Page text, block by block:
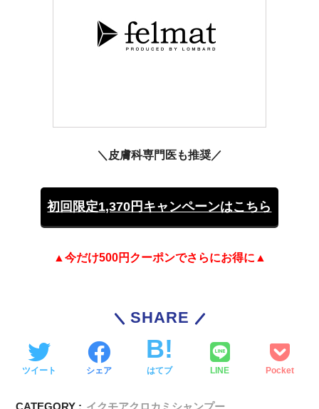
＼皮膚科専門医も推奨／
初回限定1,370円キャンペーンはこちら
▲今だけ500円クーポンでさらにお得に▲
SHARE
ツイート シェア はてブ LINE Pocket
CATEGORY : イクモアクロカミシャンプー